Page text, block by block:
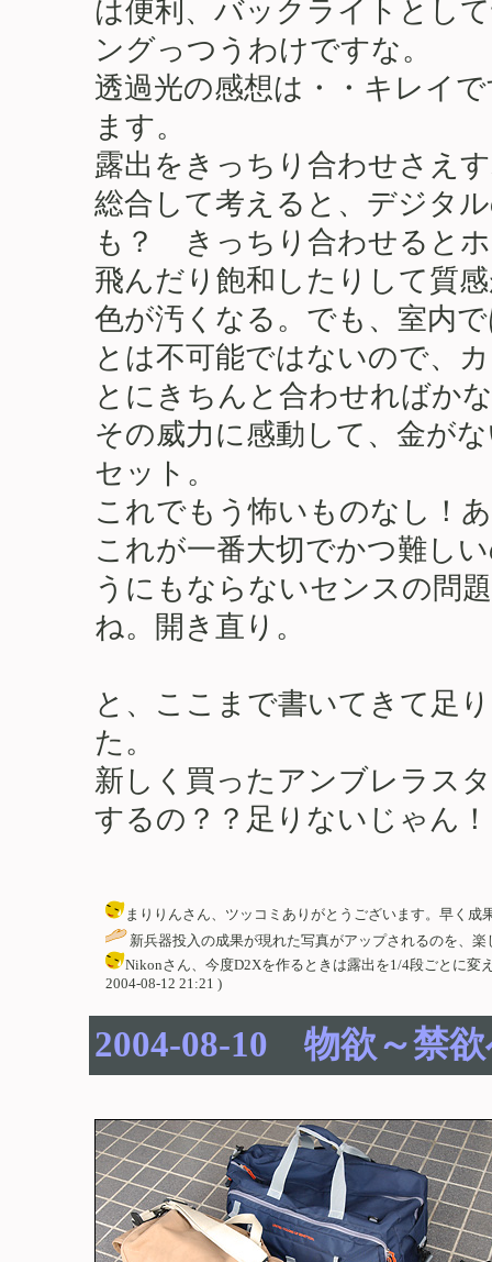
は便利、バックライトとし
ングっつうわけですな。
透過光の感想は・・キレイ
ます。
露出をきっちり合わせさえ
総合して考えると、デジタ
も？ きっちり合わせると
飛んだり飽和したりして質
色が汚くなる。でも、室内
とは不可能ではないので、
とにきちんと合わせればか
その威力に感動して、金が
セット。
これでもう怖いものなし！
これが一番大切でかつ難し
うにもならないセンスの問
ね。開き直り。
と、ここまで書いてきて足
た。
新しく買ったアンブレラス
するの？？足りないじゃん！
まりりんさん、ツッコミありがとうございます。早く成
新兵器投入の成果が現れた写真がアップされるのを、
Nikonさん、今度D2Xを作るときは露出を1/4段ごとに変
2004-08-12 21:21 )
2004-08-10 物欲～禁欲